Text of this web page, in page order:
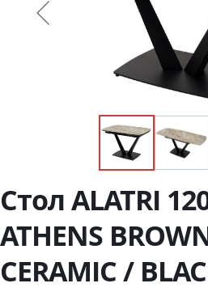
Стол ALATRI
ATHENS
CERAMIC /